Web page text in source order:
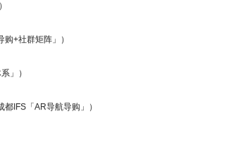
+社群矩阵」）
」）
IFS「AR导航导购」）